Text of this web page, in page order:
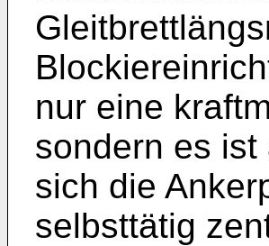
nur eine
sondern es
sich die
selbsttätig